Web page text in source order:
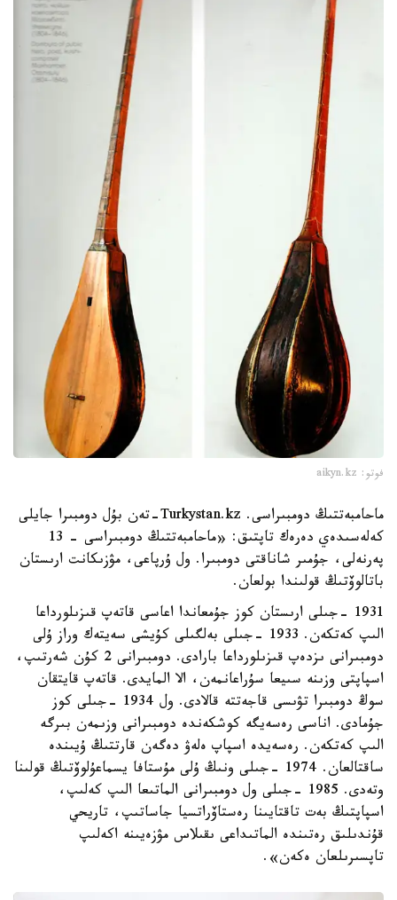
فوتو: aikyn.kz
ماحامبەتتىڭ دومبىراسى. Turkystan.kz-تەن بۇل دومبىرا جايلى
كەلەسىدەي دەرەك تاپتىق: «ماحامبەتتىڭ دومبىراسى - 13
پەرنەلى، جۇمىر شاناقتى دومبىرا. ول ۇرپاعى، مۋزىكانت ارىستان
باتالوۆتىڭ قولىندا بولعان.
1931 -جىلى ارىستان كوز جۇمعاندا اعاسى قاتەپ قىزىلورداعا
الىپ كەتكەن. 1933 -جىلى بەلگىلى كۇيشى سەيتەك وراز ۇلى
دومبىرانى ىزدەپ قىزىلورداعا بارادى. دومبىرانى 2 كۇن شەرتىپ،
اسپاپتى وزىنە سىيعا سۇراعانمەن، الا المايدى. قاتەپ قايتقان
سوڭ دومبىرا تۋىسى قاجەتتە قالادى. ول 1934 -جىلى كوز
جۇمادى. اناسى رەسەيگە كوشكەندە دومبىرانى وزىمەن بىرگە
الىپ كەتكەن. رەسەيدە اسپاپ ەلەۋ دەگەن قارتتىڭ ۇيىندە
ساقتالعان. 1974 -جىلى ونىڭ ۇلى مۇستافا يسماعۇلوۆتىڭ قولىنا
وتەدى. 1985 -جىلى ول دومبىرانى الماتىعا الىپ كەلىپ،
اسپاپتىڭ بەت تاقتايىنا رەستاۆراتسيا جاساتىپ، تاريحي
قۇندىلىق رەتىندە الماتىداعى ىقىلاس مۋزەيىنە اكەلىپ
تاپسىرىلعان ەكەن».